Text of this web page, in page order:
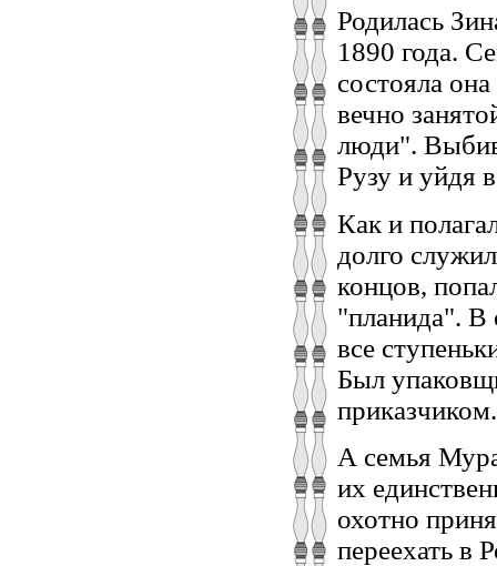
Родилась
1890 года.
состояла
вечно
люди".
Рузу и уйдя
Как и
долго
концов,
"планида". В
все
Был
приказчиком.
А семья
их
охотно
переехать в